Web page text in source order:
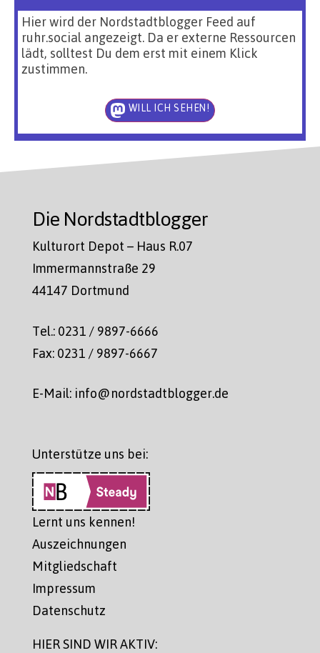
Hier wird der Nordstadtblogger Feed auf
ruhr.social angezeigt. Da er externe Ressourcen
lädt, solltest Du dem erst mit einem Klick
zustimmen.
WILL ICH SEHEN!
Die Nordstadtblogger
Kulturort Depot – Haus R.07
Immermannstraße 29
44147 Dortmund
Tel.: 0231 / 9897-6666
Fax: 0231 / 9897-6667
E-Mail: info@nordstadtblogger.de
Unterstütze uns bei:
Lernt uns kennen!
Auszeichnungen
Mitgliedschaft
Impressum
Datenschutz
HIER SIND WIR AKTIV: